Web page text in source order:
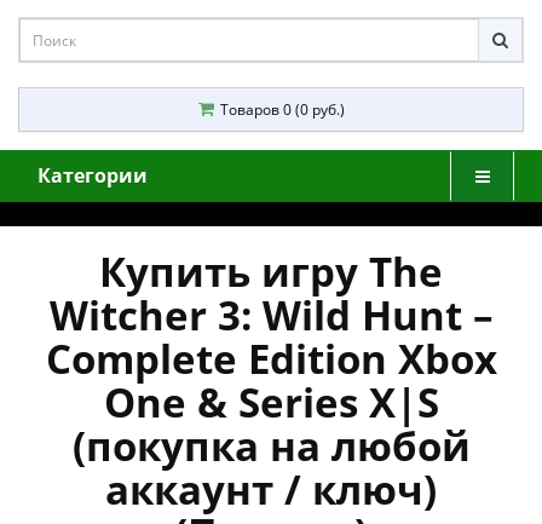
Товаров 0 (0 руб.)
Категории
Купить игру The
Witcher 3: Wild Hunt –
Complete Edition Xbox
One & Series X|S
(покупка на любой
аккаунт / ключ)